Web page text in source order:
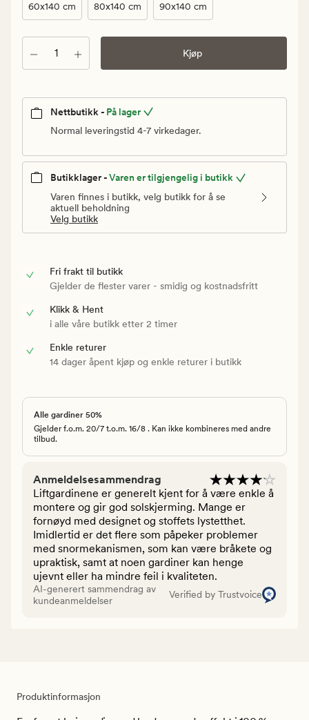
60x140 cm 80x140 cm 90x140 cm
Antall Kjøp
Nettbutikk - På lager
Normal leveringstid 4-7 virkedager.
Butikklager -Varen er tilgjengelig i butikk
Varen finnes i butikk, velg butikk for å se
aktuell beholdning
Velg butikk
Fri frakt til butikk
Gjelder de flester varer - smidig og kostnadsfritt
Klikk & Hent
i alle våre butikk etter 2 timer
Enkle returer
14 dager åpent kjøp og enkle returer i butikk
Alle gardiner 50%
Gjelder f.o.m. 20/7 t.o.m. 16/8 . Kan ikke kombineres med andre
tilbud.
Anmeldelsesammendrag
Liftgardinene er generelt kjent for å være enkle å
montere og gir god solskjerming. Mange er
fornøyd med designet og stoffets lystetthet.
Imidlertid er det flere som påpeker problemer
med snormekanismen, som kan være bråkete og
upraktisk, samt at noen gardiner kan henge
ujevnt eller ha mindre feil i kvaliteten.
AI-generert sammendrag av
kundeanmeldelser
Verified by Trustvoice
Produktinformasjon